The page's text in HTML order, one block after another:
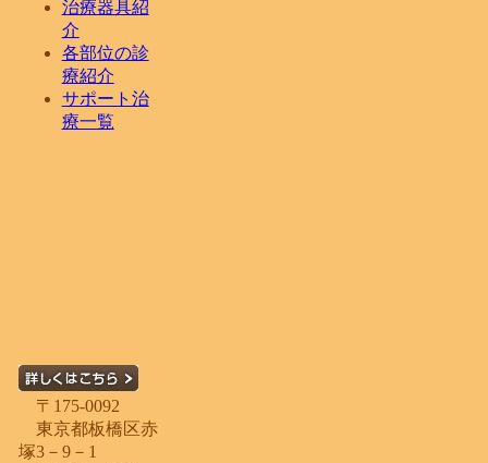
治療器具紹
介
各部位の診
療紹介
サポート治
療一覧
〒175-0092
東京都板橋区赤
塚3－9－1